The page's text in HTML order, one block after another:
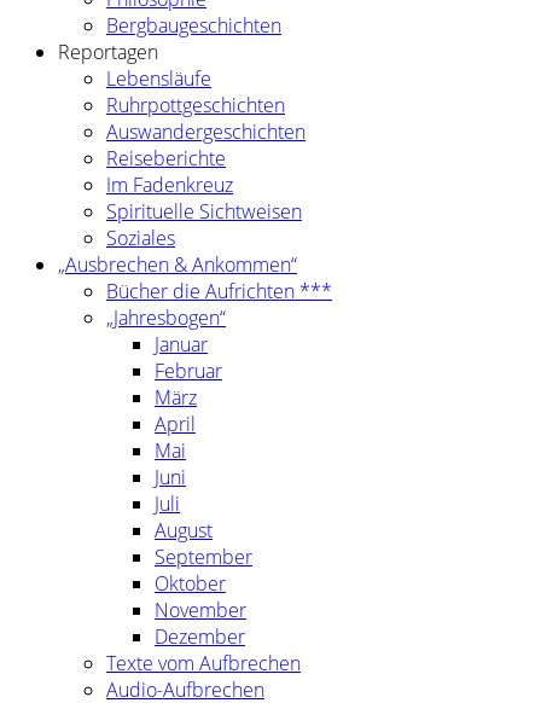
Bergbaugeschichten
Reportagen
Lebensläufe
Ruhrpottgeschichten
Auswandergeschichten
Reiseberichte
Im Fadenkreuz
Spirituelle Sichtweisen
Soziales
„Ausbrechen & Ankommen“
Bücher die Aufrichten ***
„Jahresbogen“
Januar
Februar
März
April
Mai
Juni
Juli
August
September
Oktober
November
Dezember
Texte vom Aufbrechen
Audio-Aufbrechen